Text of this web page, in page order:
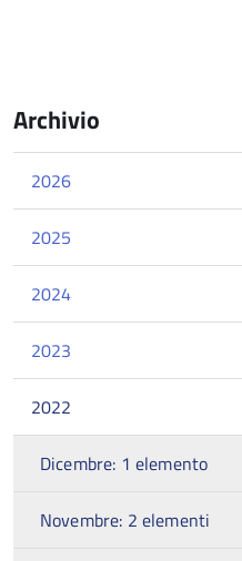
Archivio
2026
2025
2024
2023
2022
Dicembre: 1 elemento
Novembre: 2 elementi